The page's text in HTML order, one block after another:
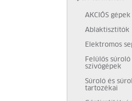
AKCIÓS gépek
Ablaktisztítók
Elektromos
Felülős
szívógépek
Súroló és
tartozékai